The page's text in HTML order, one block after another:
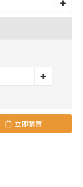
立即購買